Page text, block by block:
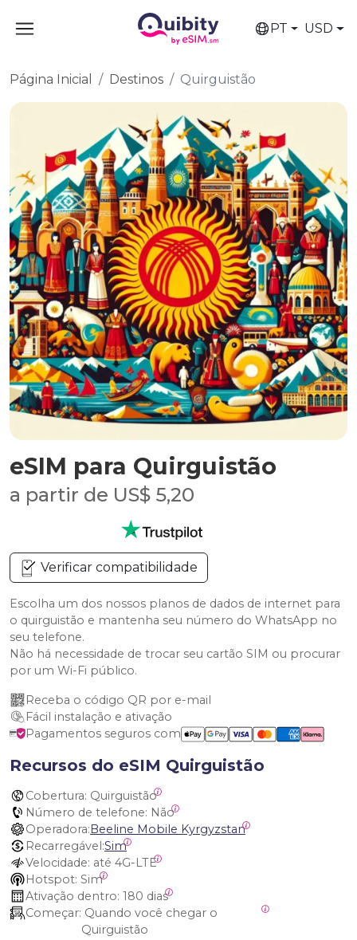
PT USD
Página Inicial Destinos Quirguistão
eSIM para Quirguistão
a partir de US$ 5,20
Verificar compatibilidade
Escolha um dos nossos planos de dados de internet para
o quirguistão e mantenha seu número do WhatsApp no
seu telefone.
Não há necessidade de trocar seu cartão SIM ou procurar
por um Wi-Fi público.
Receba o código QR por e-mail
Fácil instalação e ativação
Pagamentos seguros com
Recursos do eSIM Quirguistão
Cobertura: Quirguistão
Número de telefone: Não
Operadora:Beeline Mobile Kyrgyzstan
Recarregável:Sim
Velocidade: até 4G-LTE
Hotspot: Sim
Ativação dentro: 180 dias
Começar:
Quirguistão